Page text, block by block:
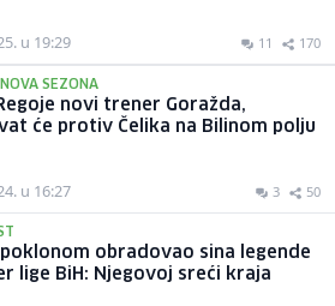
u 19:29 11 170
SEZONA
novi trener Goražda,
će protiv Čelika na Bilinom polju
u 16:27 3 50
obradovao sina legende
lige BiH: Njegovoj sreći kraja